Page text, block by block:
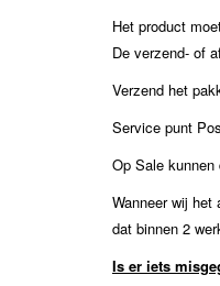
Het product
De verzend- of
Verzend het
Service punt
Op Sale
Wanneer wij
dat binnen 2
Is er iets